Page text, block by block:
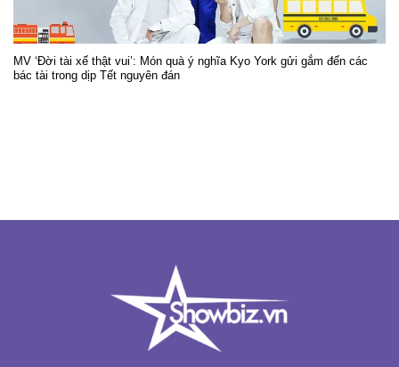
MV ‘Đời tài xế thật vui’: Món quà ý nghĩa Kyo York gửi gắm đến các
bác tài trong dịp Tết nguyên đán